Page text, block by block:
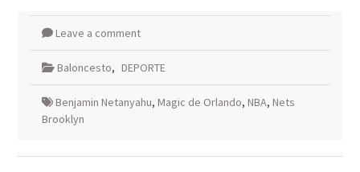
Leave a comment
Baloncesto, DEPORTE
Benjamin Netanyahu, Magic de Orlando, NBA, Nets
Brooklyn